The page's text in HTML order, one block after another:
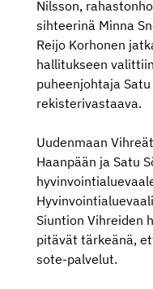
Nilsson,
sihteerinä Minna
Reijo Korhonen
hallitukseen
puheenjohtaja
rekisterivastaava.
Uudenmaan
Haanpään ja Satu
Siuntion Vihreiden
pitävät tärkeänä,
sote-palvelut.